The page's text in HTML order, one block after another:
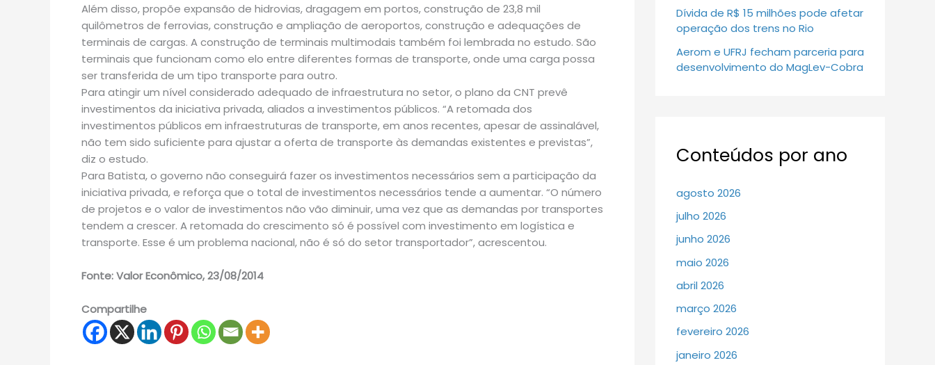
Além disso, propõe expansão de hidrovias, dragagem em portos, construção de 23,8 mil
quilômetros de ferrovias, construção e ampliação de aeroportos, construção e adequações de
terminais de cargas. A construção de terminais multimodais também foi lembrada no estudo. São
terminais que funcionam como elo entre diferentes formas de transporte, onde uma carga possa
ser transferida de um tipo transporte para outro.
Para atingir um nível considerado adequado de infraestrutura no setor, o plano da CNT prevê
investimentos da iniciativa privada, aliados a investimentos públicos. “A retomada dos
investimentos públicos em infraestruturas de transporte, em anos recentes, apesar de assinalável,
não tem sido suficiente para ajustar a oferta de transporte às demandas existentes e previstas”,
diz o estudo.
Para Batista, o governo não conseguirá fazer os investimentos necessários sem a participação da
iniciativa privada, e reforça que o total de investimentos necessários tende a aumentar. “O número
de projetos e o valor de investimentos não vão diminuir, uma vez que as demandas por transportes
tendem a crescer. A retomada do crescimento só é possível com investimento em logística e
transporte. Esse é um problema nacional, não é só do setor transportador”, acrescentou.
Fonte: Valor Econômico, 23/08/2014
Compartilhe
Dívida de R$ 15 milhões pode afetar
operação dos trens no Rio
Aerom e UFRJ fecham parceria para
desenvolvimento do MagLev-Cobra
Conteúdos por ano
agosto 2026
julho 2026
junho 2026
maio 2026
abril 2026
março 2026
fevereiro 2026
janeiro 2026